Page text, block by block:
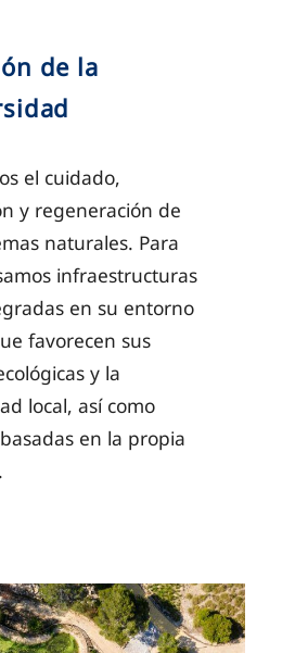
de la
el cuidado,
y regeneración de
naturales. Para
infraestructuras
en su entorno
favorecen sus
y la
local, así como
en la propia